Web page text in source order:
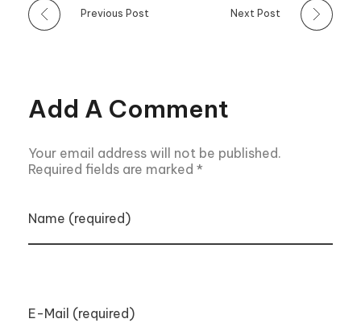
Previous Post Next Post
Add A Comment
Your email address will not be published.
Required fields are marked *
Name (required)
E-Mail (required)